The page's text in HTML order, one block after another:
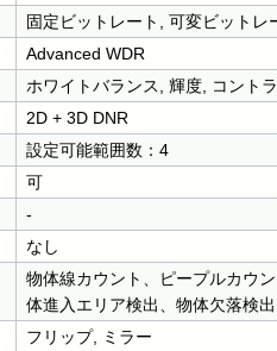
固定ビットレート, 可変ビットレ
Advanced WDR
ホワイトバランス, 輝度, コント
2D + 3D DNR
設定可能範囲数：4
可
-
なし
物体線カウント、ピープルカウ
体進入エリア検出、物体欠落検
フリップ, ミラー